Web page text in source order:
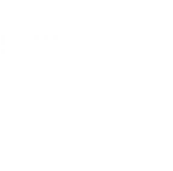
大宮西口店 ☆大宮駅から徒歩1分☆ ≪
関節ストレッチ】を取り入れたリラ
大宮西口店 ☆大宮駅から徒
7339≪営業時間≫10:00～21:00
りを選べる炭酸泡を使い頭部をほぐ
い方 10分 ￥1,650 (税込)20分
のコースと併用してご予約ください
☆お
ただくとスムーズにご案内できま
☆リラクゼーショ
肩甲骨ストレッチ】と【股関節スト
ラク系ボディケア！！ Re.Ra.Ku大
ら徒歩1分☆ ≪住所≫ 〒330-
市大宮区桜木町2-3 DOMショッ
すすめコース～～～～★オイルフッ
くらはぎ60分 ¥8,470 (税込) 足
周り （※10分単位で延長
★【夏季限定】-5℃の香りを選べる炭
ます♪爽快ヘッドスパで暑い夏を乗
んな方におすすめ☆・頭の重さ・
の方・ひんやり泡で頭皮にスッキリ
パチ音でリラックスしたい方 10
￥3,190 (税込) ※メインのコースと
い（単品利用不可） ☆--------------------